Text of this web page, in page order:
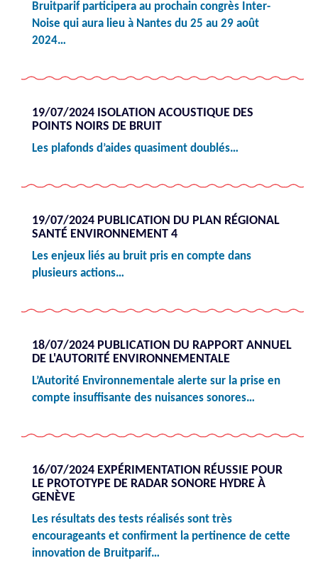
Bruitparif participera au prochain congrès Inter-
Noise qui aura lieu à Nantes du 25 au 29 août
2024…
19/07/2024 ISOLATION ACOUSTIQUE DES
POINTS NOIRS DE BRUIT
Les plafonds d’aides quasiment doublés…
19/07/2024 PUBLICATION DU PLAN RÉGIONAL
SANTÉ ENVIRONNEMENT 4
Les enjeux liés au bruit pris en compte dans
plusieurs actions…
18/07/2024 PUBLICATION DU RAPPORT ANNUEL
DE L'AUTORITÉ ENVIRONNEMENTALE
L’Autorité Environnementale alerte sur la prise en
compte insuffisante des nuisances sonores…
16/07/2024 EXPÉRIMENTATION RÉUSSIE POUR
LE PROTOTYPE DE RADAR SONORE HYDRE À
GENÈVE
Les résultats des tests réalisés sont très
encourageants et confirment la pertinence de cette
innovation de Bruitparif…